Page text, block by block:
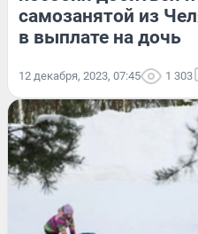
самозанятой из
в выплате на дочь
12 декабря, 2023, 07:45 1 303